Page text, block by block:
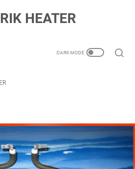
HEATER